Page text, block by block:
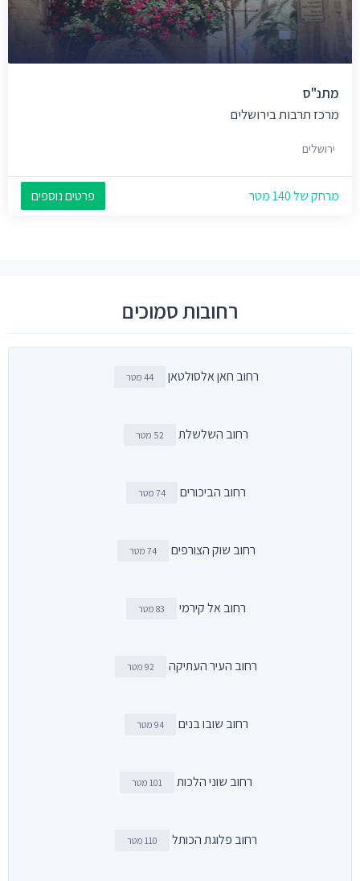
מתנ"ס
מרכז תרבות בירושלים
ירושלים
מרחק של 140 מטר פרטים נוספים
רחובות סמוכים
רחוב חאן אלסולטאן 44 מטר
רחוב השלשלת 52 מטר
רחוב הביכורים 74 מטר
רחוב שוק הצורפים 74 מטר
רחוב אל קירמי 83 מטר
רחוב העיר העתיקה 92 מטר
רחוב שובו בנים 94 מטר
רחוב שוני הלכות 101 מטר
רחוב פלוגת הכותל 110 מטר